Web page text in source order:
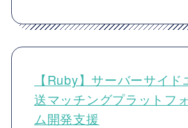
【Ruby】サーバーサイ
送マッチングプラットフ
ム開発支援